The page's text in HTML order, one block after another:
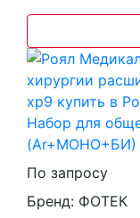
Набор для
(Ar+МОНО+БИ)
По запросу
Бренд: ФОТЕК